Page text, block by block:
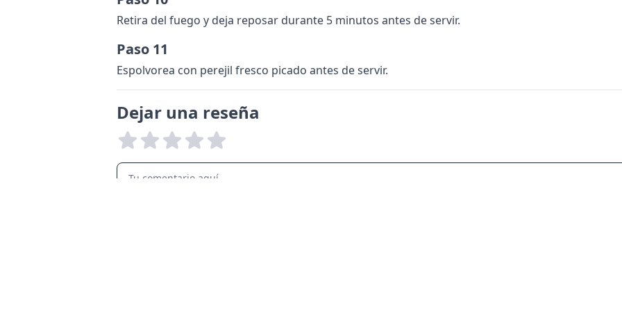
Retira del fuego y deja reposar durante 5 minutos antes de servir.
Paso 11
Espolvorea con perejil fresco picado antes de servir.
Dejar una reseña